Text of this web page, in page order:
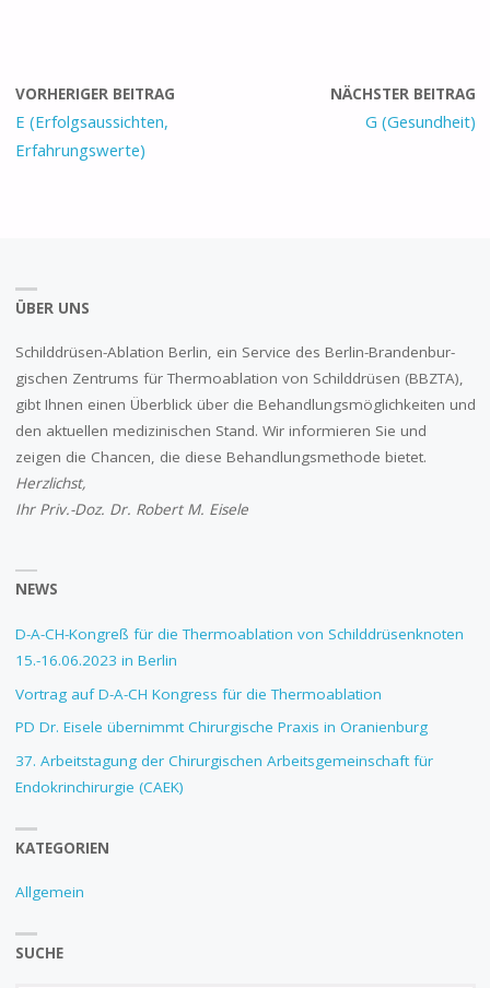
VORHERIGER BEITRAG
E (Erfolgsaussichten,
Erfahrungswerte)
NÄCHSTER BEITRAG
G (Gesundheit)
ÜBER UNS
Schilddrüsen-Ablation Berlin, ein Service des Berlin-Branden­­bur­
gischen Zentrums für Thermo­ablation von Schilddrüsen (BBZTA),
gibt Ihnen einen Überblick über die Behandlungsmöglichkeiten und
den aktuellen medizinischen Stand. Wir informieren Sie und
zeigen die Chancen, die diese Behandlungs­methode bietet.
Herzlichst,
Ihr Priv.-Doz. Dr. Robert M. Eisele
NEWS
D-A-CH-Kongreß für die Thermoablation von Schilddrüsenknoten
15.-16.06.2023 in Berlin
Vortrag auf D-A-CH Kongress für die Thermoablation
PD Dr. Eisele übernimmt Chirurgische Praxis in Oranienburg
37. Arbeitstagung der Chirurgischen Arbeitsgemeinschaft für
Endokrinchirurgie (CAEK)
KATEGORIEN
Allgemein
SUCHE